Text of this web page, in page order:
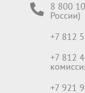
8 800
России)
+7 812
+7 812
+7 921